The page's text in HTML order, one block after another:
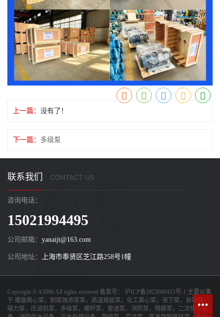
上一篇： 没有了！
下一篇： 多级泵
联系我们 CONTACT US
咨询电话：
15021994495
公司邮箱： yanaijt@163.com
公司地址： 上海市奉贤区芝江路258号1幢
Copyright © A1096 All rights reserved 备案号： 沪ICP备2023000435号-1 主要从事
于 螺旋离心泵，耐腐蚀浓浆泵，高温熔盐泵，化工离心泵，液下泵，自吸泵，
磁力泵，压滤机泵，多级泵，螺杆泵，管道泵，消防泵，隔膜泵，二次供水设